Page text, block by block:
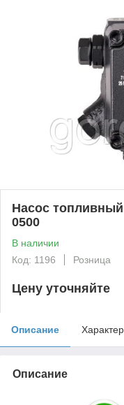
Насос топливный
0500
В наличии
Код: 1196
Розница
Цену уточняйте
Описание
Описание